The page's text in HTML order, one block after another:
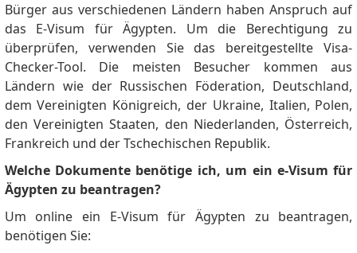
Bürger aus verschiedenen Ländern haben Anspruch auf
das E-Visum für Ägypten. Um die Berechtigung zu
überprüfen, verwenden Sie das bereitgestellte Visa-
Checker-Tool. Die meisten Besucher kommen aus
Ländern wie der Russischen Föderation, Deutschland,
dem Vereinigten Königreich, der Ukraine, Italien, Polen,
den Vereinigten Staaten, den Niederlanden, Österreich,
Frankreich und der Tschechischen Republik.
Welche Dokumente benötige ich, um ein e-Visum für
Ägypten zu beantragen?
Um online ein E-Visum für Ägypten zu beantragen,
benötigen Sie: